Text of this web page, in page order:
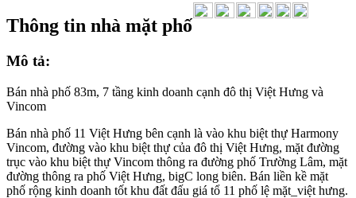
Thông tin nhà mặt phố
Mô tả:
Bán nhà phố 83m, 7 tầng kinh doanh cạnh đô thị Việt Hưng và
Vincom
Bán nhà phố 11 Việt Hưng bên cạnh là vào khu biệt thự Harmony
Vincom, đường vào khu biệt thự của đô thị Việt Hưng, mặt đường
trục vào khu biệt thự Vincom thông ra đường phố Trường Lâm, mặt
đường thông ra phố Việt Hưng, bigC long biên. Bán liền kề mặt
phố rộng kinh doanh tốt khu đất đấu giá tổ 11 phố lệ mặt_việt hưng.